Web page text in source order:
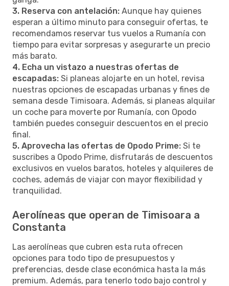
3. Reserva con antelación: Aunque hay quienes
esperan a último minuto para conseguir ofertas, te
recomendamos reservar tus vuelos a Rumanía con
tiempo para evitar sorpresas y asegurarte un precio
más barato.
4. Echa un vistazo a nuestras ofertas de
escapadas: Si planeas alojarte en un hotel, revisa
nuestras opciones de escapadas urbanas y fines de
semana desde Timisoara. Además, si planeas alquilar
un coche para moverte por Rumanía, con Opodo
también puedes conseguir descuentos en el precio
final.
5. Aprovecha las ofertas de Opodo Prime: Si te
suscribes a Opodo Prime, disfrutarás de descuentos
exclusivos en vuelos baratos, hoteles y alquileres de
coches, además de viajar con mayor flexibilidad y
tranquilidad.
Aerolíneas que operan de Timisoara a
Constanta
Las aerolíneas que cubren esta ruta ofrecen
opciones para todo tipo de presupuestos y
preferencias, desde clase económica hasta la más
premium. Además, para tenerlo todo bajo control y